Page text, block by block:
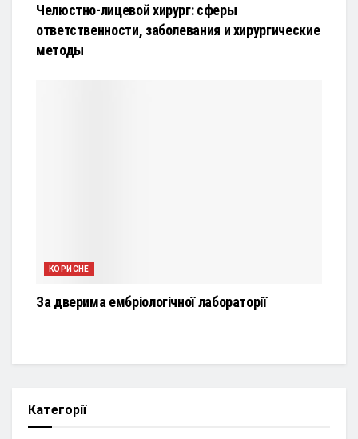
Челюстно-лицевой хирург: сферы
ответственности, заболевания и хирургические
методы
КОРИСНЕ
За дверима ембріологічної лабораторії
Категорії